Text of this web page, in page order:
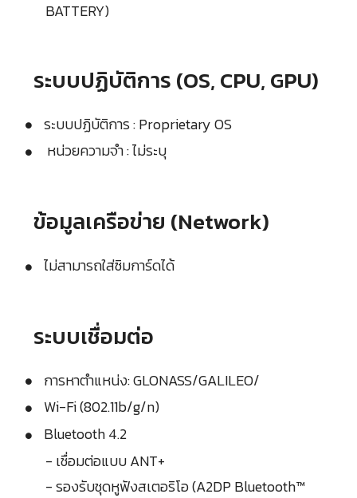
BATTERY)
ระบบปฏิบัติการ (OS, CPU, GPU)
ระบบปฏิบัติการ : Proprietary OS
หน่วยความจำ : ไม่ระบุ
ข้อมูลเครือข่าย (Network)
ไม่สามารถใส่ซิมการ์ดได้
ระบบเชื่อมต่อ
การหาตำแหน่ง: GLONASS/GALILEO/
Wi-Fi (802.11b/g/n)
Bluetooth 4.2
- เชื่อมต่อแบบ ANT+
- รองรับชุดหูฟังสเตอริโอ (A2DP Bluetooth™